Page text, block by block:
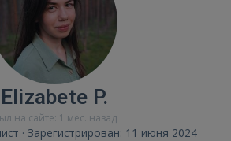
Elizabete P.
на сайте: 1 мес. назад
· Зарегистрирован: 11 июня 2024